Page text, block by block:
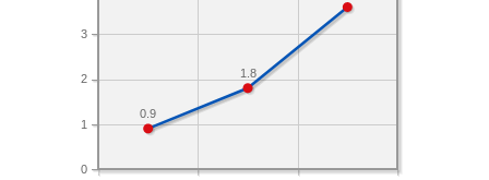
0
1
2
3
1.8
0.9